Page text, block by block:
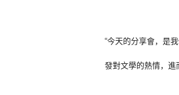
“今天的分享會，是
發對文學的熱情，進